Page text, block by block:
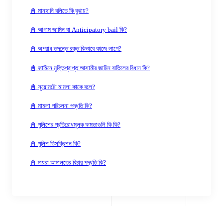
📓 মানহানি বলিতে কি বুঝায়?
📓 আগাম জামিন বা Anticipatory bail কি?
📓 অপরাধ তদন্তে রক্ত কিভাবে কাজে লাগে?
📓 জামিনে মুক্তিপ্রাপ্ত আসামীর জামিন বাতিলের বিধান কি?
📓 সুয়োমটো মামলা কাকে বলে?
📓 মামলা পরিচলনা পদ্ধতি কি?
📓 পুলিশের প্রতিরোধমূলক ক্ষমতাগুলি কি কি?
📓 পুলিশ ডিসক্রিশন কি?
📓 দায়রা আদালতের বিচার পদ্ধতি কি?